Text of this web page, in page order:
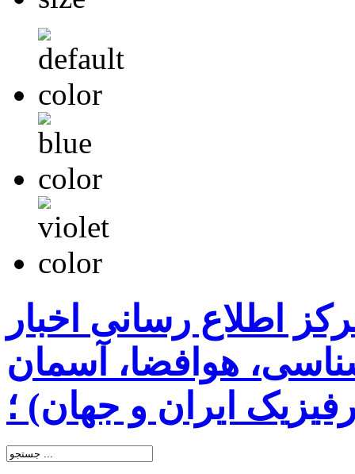
اطلاع رسانی اخبار
هوافضا، آسمان
ایران و جهان) ؛